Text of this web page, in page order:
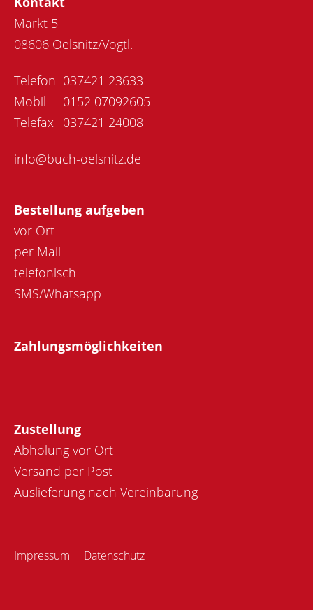
Markt 5
08606 Oelsnitz/Vogtl.
Telefon 037421 23633
Mobil
0152 07092605
Telefax 037421 24008
info@buch-oelsnitz.de
Bestellung aufgeben
vor Ort
per Mail
telefonisch
SMS/Whatsapp
Zahlungsmöglichkeiten
Zustellung
Abholung vor Ort
Versand per Post
Auslieferung nach Vereinbarung
Impressum Datenschutz